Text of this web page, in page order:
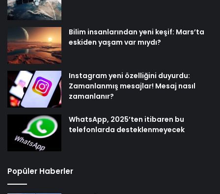
Bilim insanlarından yeni keşif: Mars’ta
eskiden yaşam var mıydı?
Instagram yeni özelliğini duyurdu:
Zamanlanmış mesajlar! Mesaj nasıl
zamanlanır?
WhatsApp, 2025’ten itibaren bu
telefonlarda desteklenmeyecek
Popüler Haberler